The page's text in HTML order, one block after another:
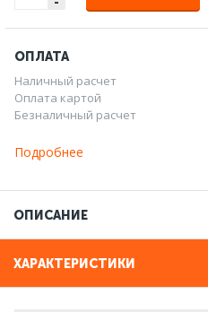
ОПЛАТА
Наличный расчет
Оплата картой
Безналичный расчет
Подробнее
ОПИСАНИЕ
ХАРАКТЕРИСТИКИ